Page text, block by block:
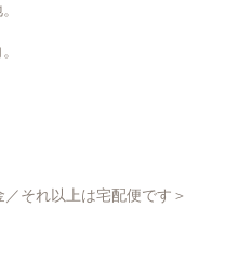
それ以上は宅配便です＞